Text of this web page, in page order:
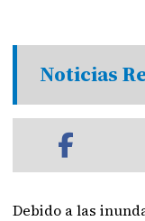
Noticias
Debido a las